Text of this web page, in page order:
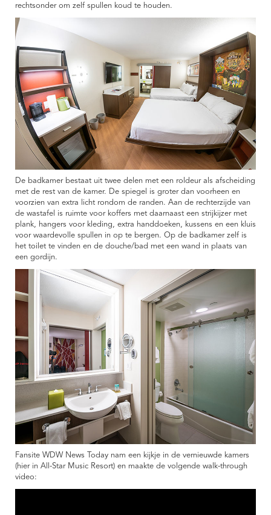
rechtsonder om zelf spullen koud te houden.
De badkamer bestaat uit twee delen met een roldeur als afscheiding
met de rest van de kamer. De spiegel is groter dan voorheen en
voorzien van extra licht rondom de randen. Aan de rechterzijde van
de wastafel is ruimte voor koffers met daarnaast een strijkijzer met
plank, hangers voor kleding, extra handdoeken, kussens en een kluis
voor waardevolle spullen in op te bergen. Op de badkamer zelf is
het toilet te vinden en de douche/bad met een wand in plaats van
een gordijn.
Fansite WDW News Today nam een kijkje in de vernieuwde kamers
(hier in All-Star Music Resort) en maakte de volgende walk-through
video: